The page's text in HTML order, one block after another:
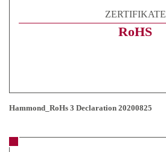
ZERTIFIKATE
RoHS
Hammond_RoHs 3 Declaration 20200825